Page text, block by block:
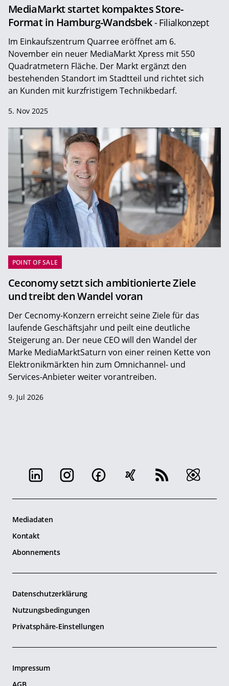
MediaMarkt startet kompaktes Store-
Format in Hamburg-Wandsbek- Filialkonzept
Im Einkaufszentrum Quarree eröffnet am 6.
November ein neuer MediaMarkt Xpress mit 550
Quadratmetern Fläche. Der Markt ergänzt den
bestehenden Standort im Stadtteil und richtet sich
an Kunden mit kurzfristigem Technikbedarf.
5. Nov 2025
POINT OF SALE
Ceconomy setzt sich ambitionierte Ziele
und treibt den Wandel voran
Der Cecnomy-Konzern erreicht seine Ziele für das
laufende Geschäftsjahr und peilt eine deutliche
Steigerung an. Der neue CEO will den Wandel der
Marke MediaMarktSaturn von einer reinen Kette von
Elektronikmärkten hin zum Omnichannel- und
Services-Anbieter weiter vorantreiben.
9. Jul 2026
Mediadaten
Kontakt
Abonnements
Datenschutzerklärung
Nutzungsbedingungen
Privatsphäre-Einstellungen
Impressum